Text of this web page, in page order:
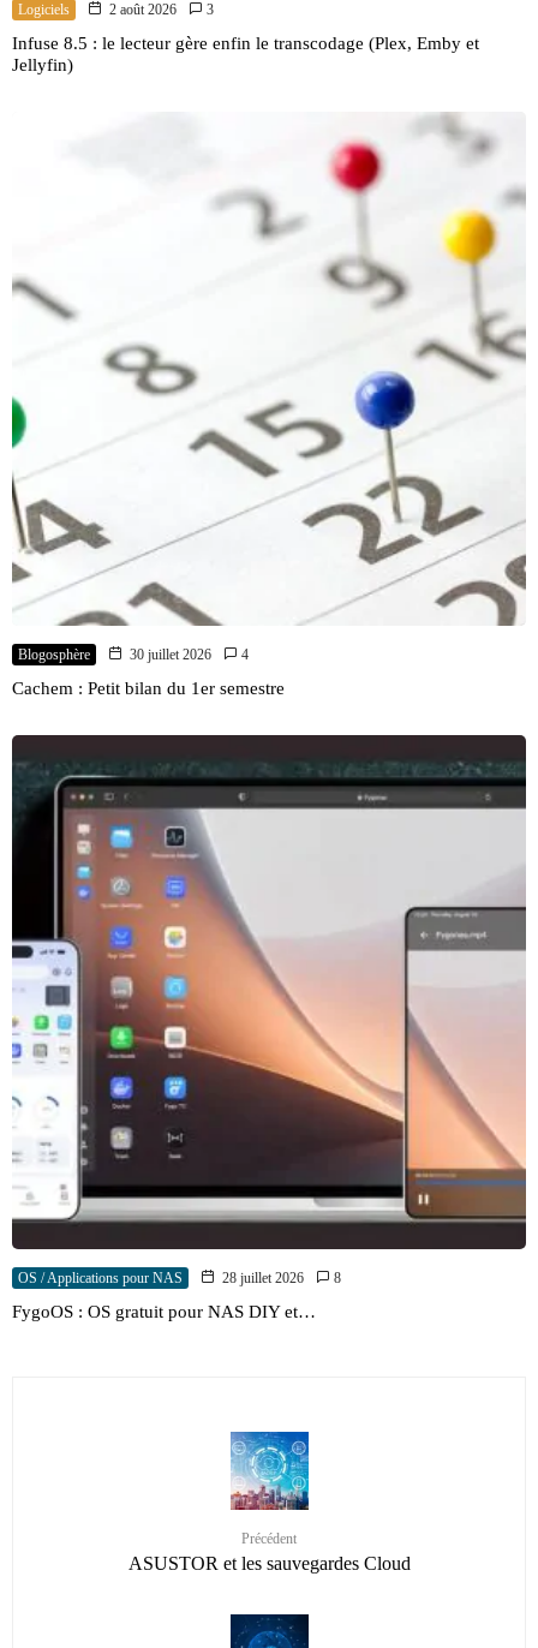
Logiciels 2 août 2026 3
Infuse 8.5 : le lecteur gère enfin le transcodage (Plex, Emby et
Jellyfin)
Blogosphère 30 juillet 2026 4
Cachem : Petit bilan du 1er semestre
OS / Applications pour NAS 28 juillet 2026 8
FygoOS : OS gratuit pour NAS DIY et…
Précédent
ASUSTOR et les sauvegardes Cloud